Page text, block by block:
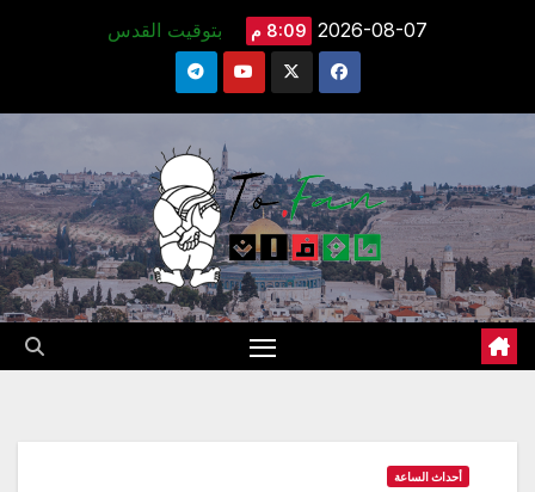
2026-08-07 8:09 م بتوقيت القدس
أحداث الساعة